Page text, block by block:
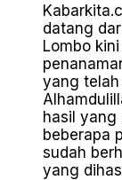
datang
Lombo
yang telah
hasil yang
beberapa
sudah
yang